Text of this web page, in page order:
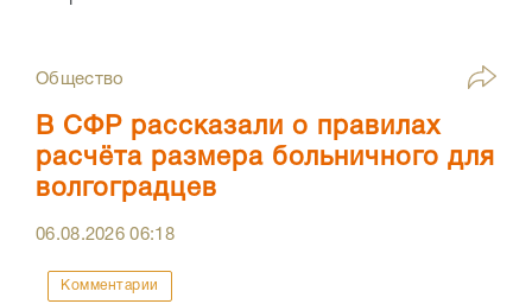
Общество
В СФР рассказали о правилах
расчёта размера больничного для
волгоградцев
06.08.202606:18
Комментарии